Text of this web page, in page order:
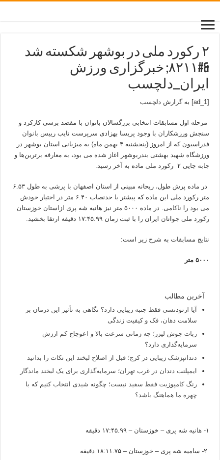
۲ رکورد ملی در بوشهر شکسته شد
&#۸۲۱۱; خبرگزاری ورزش
ایران_دلچسب
[ad_1] به گزارش دلچسب
مرحله اول مسابقات انتخابی بزرگسالان بانوان با مقصد برسی کارکرد و
سنجش ورزشکاران با وجود پریسا بهزادی سرپرست نایب رییس بانوان
فدراسیون که از امروز (پنجشنبه ۴ بهمن ماه) به میزبانی استان بوشهر در
ورزشگاه شهید بهشتی بندربوشهر اغاز شده می بود، به معارفه برترین‌ها و
جابه جایی ۲ رکورد ملی ماده به آخر رسید.
در ماده پرش طول، ریحانه مبینی از استان اصفهان با پرشی به طول ۶.۵۳
متر رکورد ملی این ماده که پیشتر با حدنصاب ۶.۴۰ متر در اختیار خودش
می بود را ناکامی. در ماده ۵۰۰۰ متر نیز هانیه شه پری ازاستان خوزستان
رکورد ملی جوانان ایران را با ثبت زمان ۱۷:۴۵.۹۹ دقیقه ارتقا بخشید.
نتایج مسابقات به شرح زیر است:
۵۰۰۰ متر
آخرین مطالب
آیا ارتودنسی فقط جنبه زیبایی دارد؟ نگاهی به تأثیر این درمان بر
سلامت دهان، فک و کیفیت زندگی
ربات جوش لیزر؛ چه زمانی سرعت بالا و اعوجاج کم ارزش
سرمایه‌گذاری دارد؟
دندانپزشک زیبایی در کرج؛ قبل از اصلاح لبخند این نکات را بدانید
ایمپلنت دندان در غرب تهران؛ سرمایه‌گذاری برای یک لبخند ماندگار
رنگ کامپوزیت فقط سفید نیست؛ چگونه شیدی انتخاب کنیم که با
چهره ما هماهنگ باشد؟
۱- هانیه شه پری – خوزستان – ۱۷:۴۵.۹۹ دقیقه
۲- سامیه شه پری – خوزستان – ۱۸:۱۱.۷۵ دقیقه